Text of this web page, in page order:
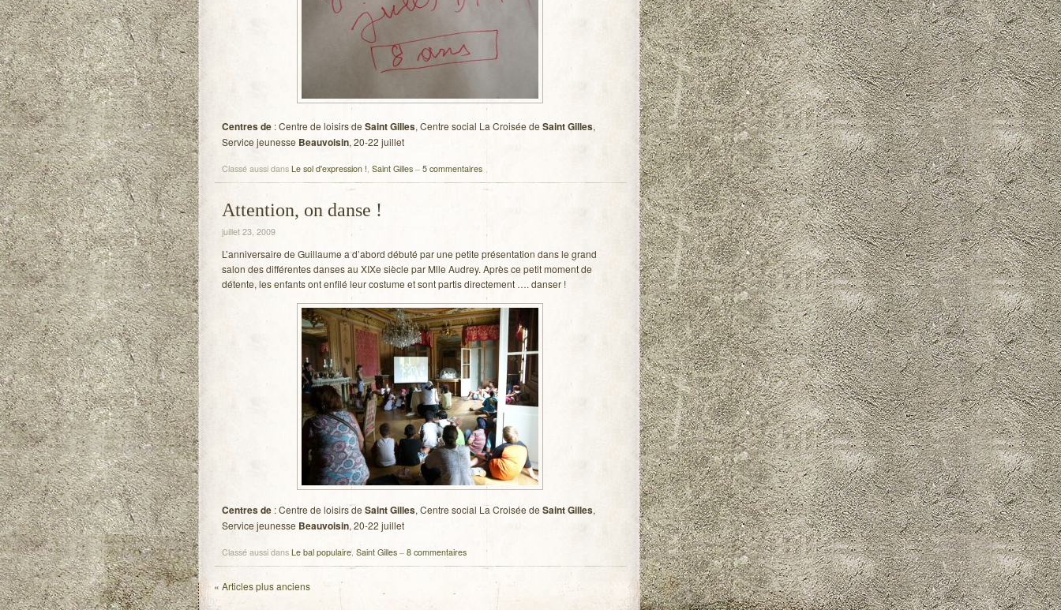
Centres de: Centre de loisirs de Saint Gilles, Centre social La Croisée de Saint Gilles,
Service jeunesse Beauvoisin, 20-22 juillet
Classé aussi dans Le sol d'expression !, Saint Gilles– 5 commentaires
Attention, on danse !
juillet 23, 2009
L’anniversaire de Guillaume a d’abord débuté par une petite présentation dans le grand
salon des différentes danses au XIXe siècle par Mlle Audrey. Après ce petit moment de
détente, les enfants ont enfilé leur costume et sont partis directement …. danser !
Centres de: Centre de loisirs de Saint Gilles, Centre social La Croisée de Saint Gilles,
Service jeunesse Beauvoisin, 20-22 juillet
Classé aussi dans Le bal populaire, Saint Gilles– 8 commentaires
« Articles plus anciens